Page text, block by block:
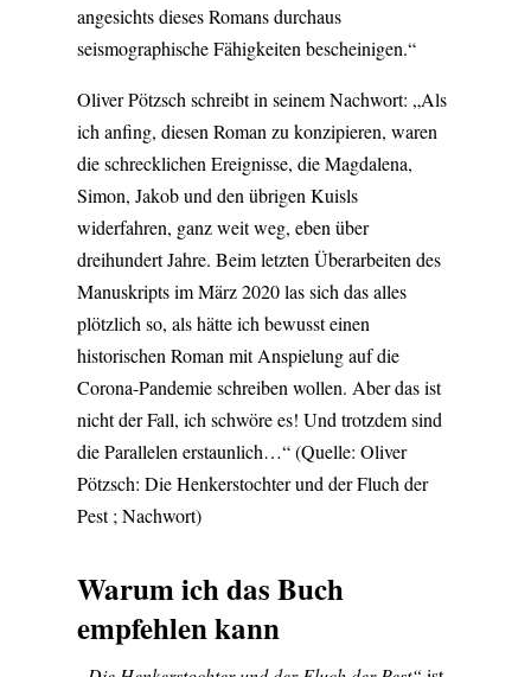
angesichts dieses Romans durchaus
seismographische Fähigkeiten bescheinigen.“
Oliver Pötzsch schreibt in seinem Nachwort: „Als
ich anfing, diesen Roman zu konzipieren, waren
die schrecklichen Ereignisse, die Magdalena,
Simon, Jakob und den übrigen Kuisls
widerfahren, ganz weit weg, eben über
dreihundert Jahre. Beim letzten Überarbeiten des
Manuskripts im März 2020 las sich das alles
plötzlich so, als hätte ich bewusst einen
historischen Roman mit Anspielung auf die
Corona-Pandemie schreiben wollen. Aber das ist
nicht der Fall, ich schwöre es! Und trotzdem sind
die Parallelen erstaunlich…“ (Quelle: Oliver
Pötzsch: Die Henkerstochter und der Fluch der
Pest ; Nachwort)
Warum ich das Buch
empfehlen kann